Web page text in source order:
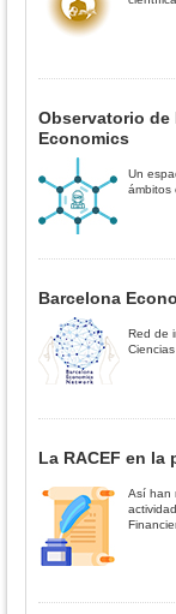
Observatorio de
Economics
Un
ámbitos
Barcelona
Red de
La RACEF en la
Así han